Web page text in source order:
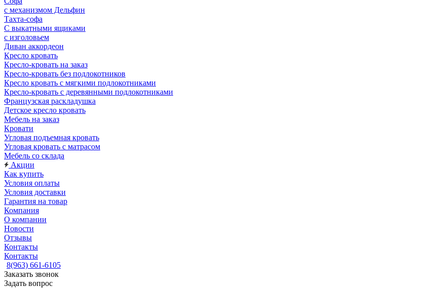
с механизмом Дельфин
Тахта-софа
С выкатными ящиками
с изголовьем
Диван аккордеон
Кресло кровать
Кресло-кровать на заказ
Кресло-кровать без подлокотников
Кресло кровать с мягкими подлокотниками
Кресло-кровать с деревянными подлокотниками
Французская раскладушка
Детское кресло кровать
Мебель на заказ
Кровати
Угловая подъемная кровать
Угловая кровать с матрасом
Мебель со склада
Акции
Как купить
Условия оплаты
Условия доставки
Гарантия на товар
Компания
О компании
Новости
Отзывы
Контакты
Контакты
8(963) 661-6105
Заказать звонок
Задать вопрос